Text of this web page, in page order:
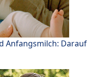
Anfangsmilch: Darauf